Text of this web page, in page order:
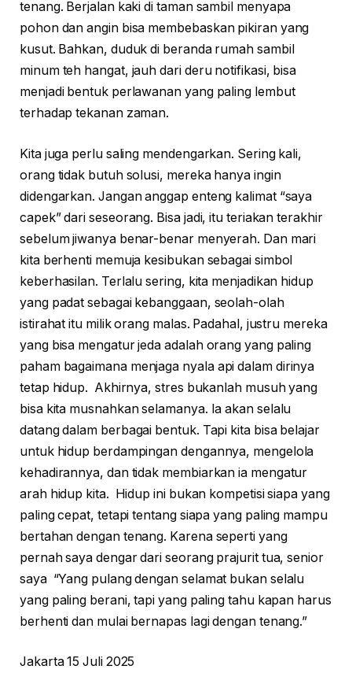
tenang. Berjalan kaki di taman sambil menyapa
pohon dan angin bisa membebaskan pikiran yang
kusut. Bahkan, duduk di beranda rumah sambil
minum teh hangat, jauh dari deru notifikasi, bisa
menjadi bentuk perlawanan yang paling lembut
terhadap tekanan zaman.
Kita juga perlu saling mendengarkan. Sering kali,
orang tidak butuh solusi, mereka hanya ingin
didengarkan. Jangan anggap enteng kalimat “saya
capek” dari seseorang. Bisa jadi, itu teriakan terakhir
sebelum jiwanya benar-benar menyerah. Dan mari
kita berhenti memuja kesibukan sebagai simbol
keberhasilan. Terlalu sering, kita menjadikan hidup
yang padat sebagai kebanggaan, seolah-olah
istirahat itu milik orang malas. Padahal, justru mereka
yang bisa mengatur jeda adalah orang yang paling
paham bagaimana menjaga nyala api dalam dirinya
tetap hidup. Akhirnya, stres bukanlah musuh yang
bisa kita musnahkan selamanya. Ia akan selalu
datang dalam berbagai bentuk. Tapi kita bisa belajar
untuk hidup berdampingan dengannya, mengelola
kehadirannya, dan tidak membiarkan ia mengatur
arah hidup kita. Hidup ini bukan kompetisi siapa yang
paling cepat, tetapi tentang siapa yang paling mampu
bertahan dengan tenang. Karena seperti yang
pernah saya dengar dari seorang prajurit tua, senior
saya “Yang pulang dengan selamat bukan selalu
yang paling berani, tapi yang paling tahu kapan harus
berhenti dan mulai bernapas lagi dengan tenang.”
Jakarta 15 Juli 2025